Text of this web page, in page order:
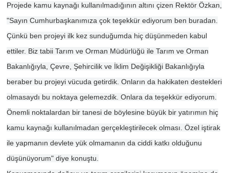
Projede kamu kaynağı kullanılmadığının altını çizen Rektör Özkan,
"Sayın Cumhurbaşkanımıza çok teşekkür ediyorum ben buradan.
Çünkü ben projeyi ilk kez sunduğumda hiç düşünmeden kabul
ettiler. Biz tabii Tarım ve Orman Müdürlüğü ile Tarım ve Orman
Bakanlığıyla, Çevre, Şehircilik ve İklim Değişikliği Bakanlığıyla
beraber bu projeyi vücuda getirdik. Onların da hakikaten destekleri
olmasaydı bu noktaya gelemezdik. Onlara da teşekkür ediyorum.
Önemli noktalardan bir tanesi de böylesine büyük bir yatırımın hiç
kamu kaynağı kullanılmadan gerçekleştirilecek olması. Özel iştirak
ile yapmanın devlete yük olmamanın da ciddi katkı olduğunu
düşünüyorum" diye konuştu.